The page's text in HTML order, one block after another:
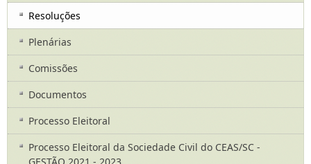
Resoluções
Plenárias
Comissões
Documentos
Processo Eleitoral
Processo Eleitoral da Sociedade Civil do CEAS/SC -
GESTÃO 2021 - 2023